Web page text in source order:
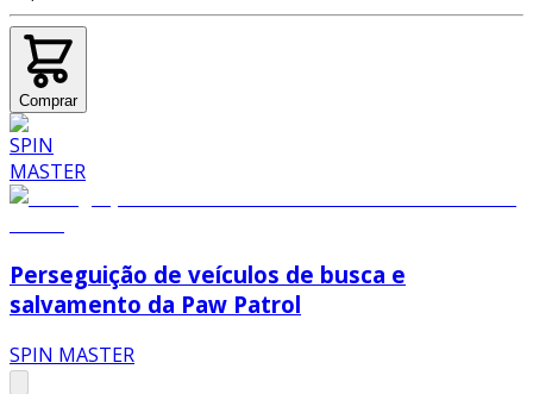
Comprar
Perseguição de veículos de busca e
salvamento da Paw Patrol
SPIN MASTER